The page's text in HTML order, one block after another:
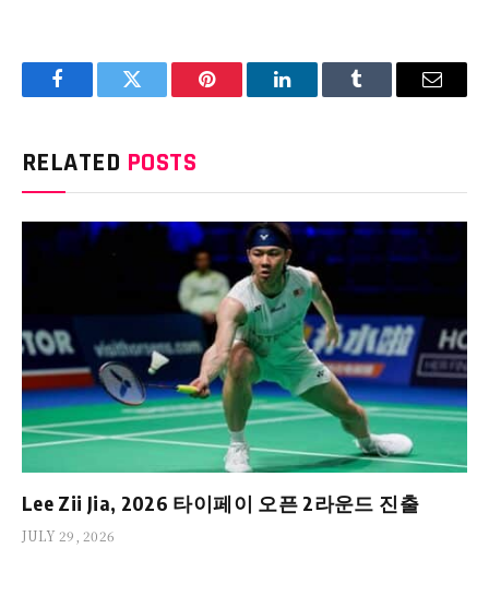
FacebookTwitter Pinterest LinkedInTumblr Email
RELATED POSTS
Lee Zii Jia, 2026 타이페이 오픈 2라운드 진출
JULY 29, 2026